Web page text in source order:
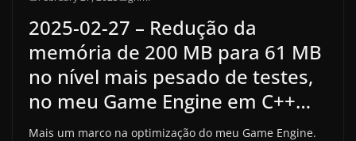
2025-02-27 – Redução da
memória de 200 MB para 61 MB
no nível mais pesado de testes,
no meu Game Engine em C++…
Mais um marco na optimização do meu Game Engine.